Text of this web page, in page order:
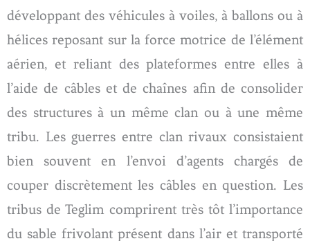
développant des véhicules à voiles, à ballons ou à
hélices reposant sur la force motrice de l’élément
aérien, et reliant des plateformes entre elles à
l’aide de câbles et de chaînes afin de consolider
des structures à un même clan ou à une même
tribu. Les guerres entre clan rivaux consistaient
bien souvent en l’envoi d’agents chargés de
couper discrètement les câbles en question. Les
tribus de Teglim comprirent très tôt l’importance
du sable frivolant présent dans l’air et transporté